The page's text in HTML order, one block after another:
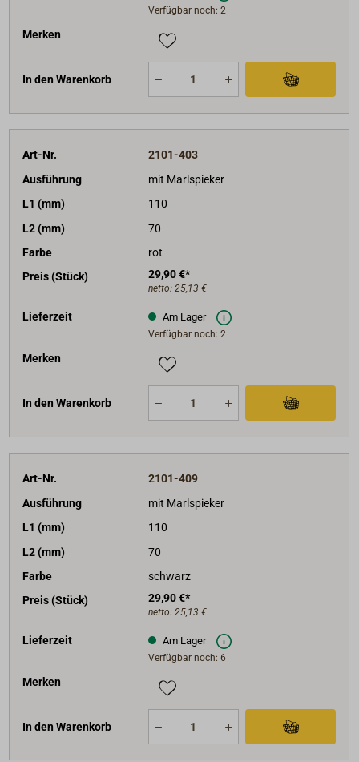
Verfügbar noch: 2
Merken
In den Warenkorb
Art-Nr.
2101-403
Ausführung
mit Marlspieker
L1 (mm)
110
L2 (mm)
70
Farbe
rot
Preis (Stück)
29,90 €*
netto: 25,13 €
Lieferzeit Am Lager
Verfügbar noch: 2
Merken
In den Warenkorb
Art-Nr.
2101-409
Ausführung
mit Marlspieker
L1 (mm)
110
L2 (mm)
70
Farbe
schwarz
Preis (Stück)
29,90 €*
netto: 25,13 €
Lieferzeit Am Lager
Verfügbar noch: 6
Merken
In den Warenkorb